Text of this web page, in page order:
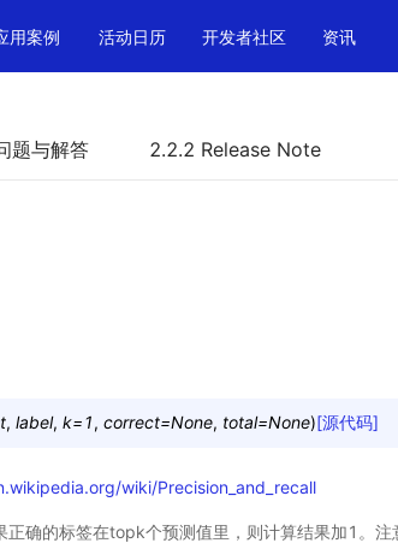
用案例 活动日历 开发者社区 资讯
题与解答 2.2.2 Release Note
, label, k=1, correct=None, total=None)[源代码]
wiki/Precision_and_recall
正确的标签在topk个预测值里，则计算结果加1。